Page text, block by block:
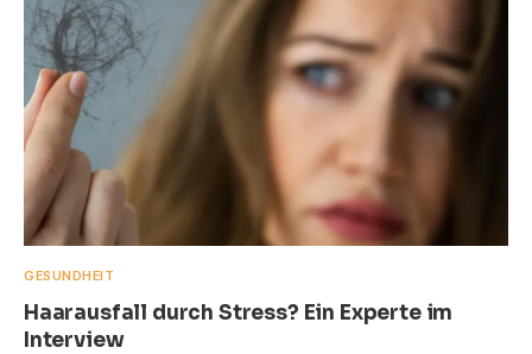
GESUNDHEIT
Haarausfall durch Stress? Ein Experte im
Interview